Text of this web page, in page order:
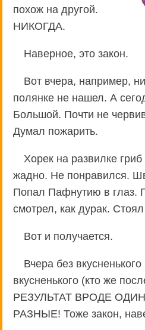
похож на другой.
НИКОГДА.
Наверное, это закон.
Вот вчера, например,
полянке не нашел. А
Большой. Почти не
Думал пожарить.
Хорек на развилке
жадно. Не понравился.
Попал Пафнутию в глаз.
смотрел, как дурак.
Вот и получается.
Вчера без
вкусненького (кто же
РЕЗУЛЬТАТ ВРОДЕ
РАЗНЫЕ! Тоже закон,